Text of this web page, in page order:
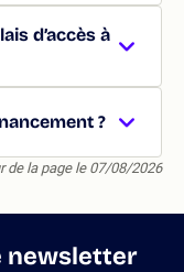
d’accès à
?
de la page le 07/08/2026
newsletter